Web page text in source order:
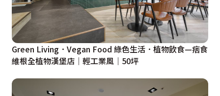
Green Living．Vegan Food 綠色生活．植物飲食—痞食
維根全植物漢堡店｜輕工業風｜50坪